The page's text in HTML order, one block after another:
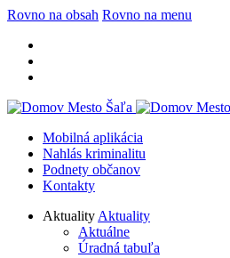
Rovno na obsah Rovno na menu
Mobilná aplikácia
Nahlás kriminalitu
Podnety občanov
Kontakty
Aktuality Aktuality
Aktuálne
Úradná tabuľa